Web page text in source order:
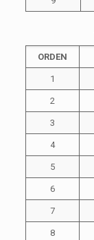
ORDEN
1
2
3
4
5
6
7
8